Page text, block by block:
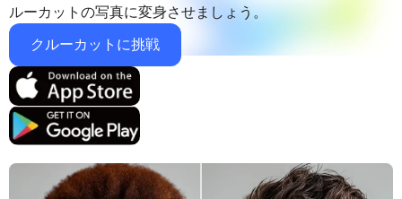
AIキスジェネレーター
AIダンスジェネレーター
Seedance 2.0 Kling 2.6 Motion Control Veo 3.1
テキストから画像へ
サポートされている AI モデル
Seedream 5.0 Pro
ナノバナナ フラックス Kontext
写真編集＆クリエイター
フォトエンハンサー
オブジェクトリムーバー
透かしリムーバー
プライシング
ルーカットの写真に変身させましょう。
クルーカットに挑戦